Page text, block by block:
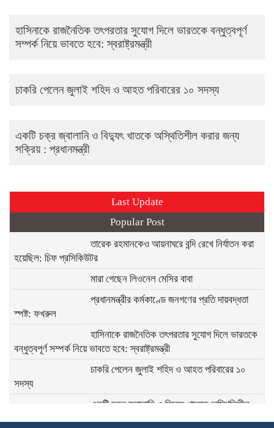
হাসিনাকে রাজনৈতিক তৎপরতার সুযোগ দিলে ভারতকে বন্ধুত্বপূর্ণ
সম্পর্ক নিয়ে ভাবতে হবে: স্বরাষ্ট্রমন্ত্রী
চাকরি পেলেন জুলাই শহিদ ও আহত পরিবারের ১০ সদস্য
একটি চক্র জ্বালানি ও বিদ্যুৎ খাতকে অস্থিতিশীল করার জন্য
সক্রিয় : প্রধানমন্ত্রী
Last Update
Popular Post
তারেক রহমানকেও আয়নাঘরে বন্দি রেখে নির্যাতন করা
হয়েছিল: চিফ প্রসিকিউটর
মারা গেছেন লিওনেল মেসির বাবা
প্রধানমন্ত্রীর কর্মকাণ্ডে জনগণের প্রতি দায়বদ্ধতা
স্পষ্ট: ফখরুল
হাসিনাকে রাজনৈতিক তৎপরতার সুযোগ দিলে ভারতকে
বন্ধুত্বপূর্ণ সম্পর্ক নিয়ে ভাবতে হবে: স্বরাষ্ট্রমন্ত্রী
চাকরি পেলেন জুলাই শহিদ ও আহত পরিবারের ১০
সদস্য
একটি চক্র জ্বালানি ও বিদ্যুৎ খাতকে অস্থিতিশীল